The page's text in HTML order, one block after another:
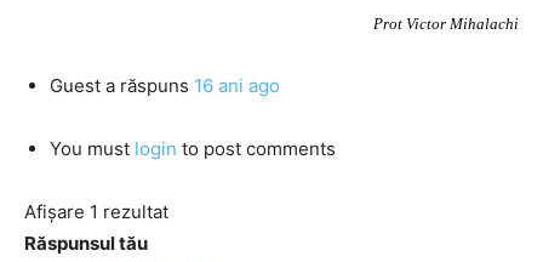
Prot Victor Mihalachi
Guest a răspuns 16 ani ago
You must login to post comments
Afișare 1 rezultat
Răspunsul tău